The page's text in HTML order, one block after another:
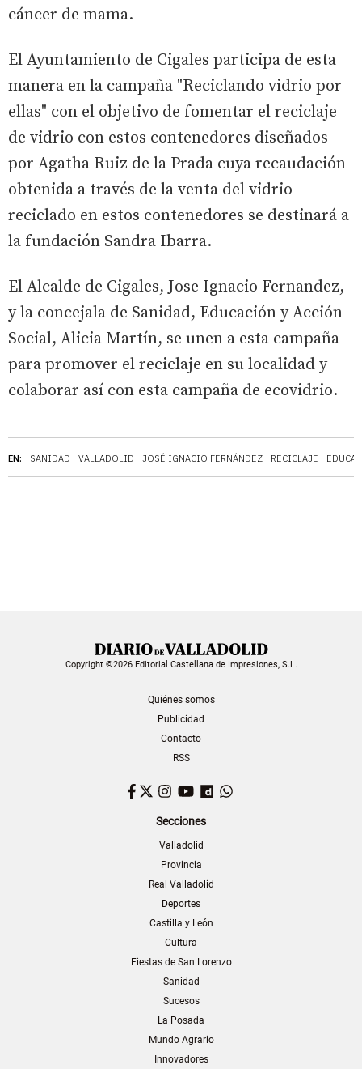
EN: SANIDAD VALLADOLID JOSÉ IGNACIO FERNÁNDEZ RECICLAJE
cáncer de mama.
El Ayuntamiento de Cigales participa de esta
manera en la campaña "Reciclando vidrio por
ellas" con el objetivo de fomentar el reciclaje
de vidrio con estos contenedores diseñados
por Agatha Ruiz de la Prada cuya recaudación
obtenida a través de la venta del vidrio
reciclado en estos contenedores se destinará a
la fundación Sandra Ibarra.
El Alcalde de Cigales, Jose Ignacio Fernandez,
y la concejala de Sanidad, Educación y Acción
Social, Alicia Martín, se unen a esta campaña
para promover el reciclaje en su localidad y
colaborar así con esta campaña de ecovidrio.
Copyright ©2026 Editorial Castellana de Impresiones, S.L.
Quiénes somos
Publicidad
Contacto
RSS
Facebook
TwitterInstagram
YouTubeDailymotion
Secciones
Valladolid
Provincia
Real Valladolid
Deportes
Castilla y León
Cultura
Fiestas de San Lorenzo
Sanidad
Sucesos
La Posada
Mundo Agrario
Innovadores